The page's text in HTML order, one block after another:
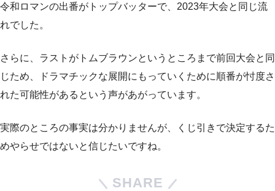
令和ロマンの出番がトップバッターで、2023年大会と同じ流
れでした。
さらに、ラストがトムブラウンというところまで前回大会と同
じため、ドラマチックな展開にもっていくために順番が忖度さ
れた可能性があるという声があがっています。
実際のところの事実は分かりませんが、くじ引きで決定するた
めやらせではないと信じたいですね。
SHARE